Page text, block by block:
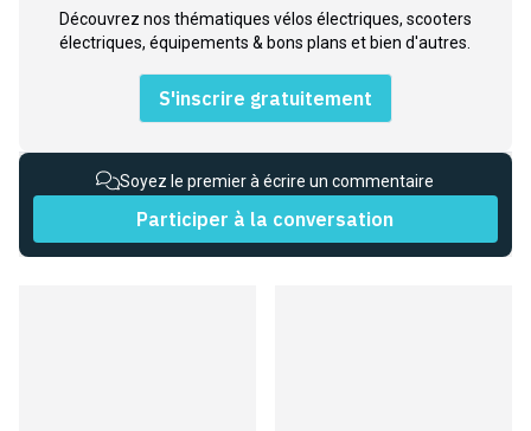
Découvrez nos thématiques vélos électriques, scooters
électriques, équipements & bons plans et bien d'autres.
S'inscrire gratuitement
Soyez le premier à écrire un commentaire
Participer à la conversation